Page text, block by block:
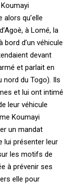
qu’elle
à Lomé, la
d’un véhicule
devant
et parlait en
nord du Togo). Ils
et lui ont intimé
leur véhicule
Koumayi
un mandat
lui présenter leur
les motifs de
à prévenir ses
elle pour